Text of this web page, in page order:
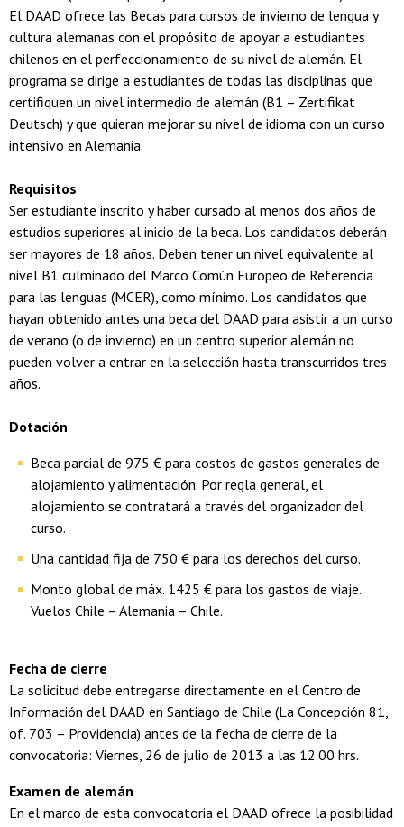
El DAAD ofrece las Becas para cursos de invierno de lengua y
cultura alemanas con el propósito de apoyar a estudiantes
chilenos en el perfeccionamiento de su nivel de alemán. El
programa se dirige a estudiantes de todas las disciplinas que
certifiquen un nivel intermedio de alemán (B1 – Zertifikat
Deutsch) y que quieran mejorar su nivel de idioma con un curso
intensivo en Alemania.
Requisitos
Ser estudiante inscrito y haber cursado al menos dos años de
estudios superiores al inicio de la beca. Los candidatos deberán
ser mayores de 18 años. Deben tener un nivel equivalente al
nivel B1 culminado del Marco Común Europeo de Referencia
para las lenguas (MCER), como mínimo. Los candidatos que
hayan obtenido antes una beca del DAAD para asistir a un curso
de verano (o de invierno) en un centro superior alemán no
pueden volver a entrar en la selección hasta transcurridos tres
años.
Dotación
Beca parcial de 975 € para costos de gastos generales de
alojamiento y alimentación. Por regla general, el
alojamiento se contratará a través del organizador del
curso.
Una cantidad fija de 750 € para los derechos del curso.
Monto global de máx. 1425 € para los gastos de viaje.
Vuelos Chile – Alemania – Chile.
Fecha de cierre
La solicitud debe entregarse directamente en el Centro de
Información del DAAD en Santiago de Chile (La Concepción 81,
of. 703 – Providencia) antes de la fecha de cierre de la
convocatoria: Viernes, 26 de julio de 2013 a las 12.00 hrs.
Examen de alemán
En el marco de esta convocatoria el DAAD ofrece la posibilidad